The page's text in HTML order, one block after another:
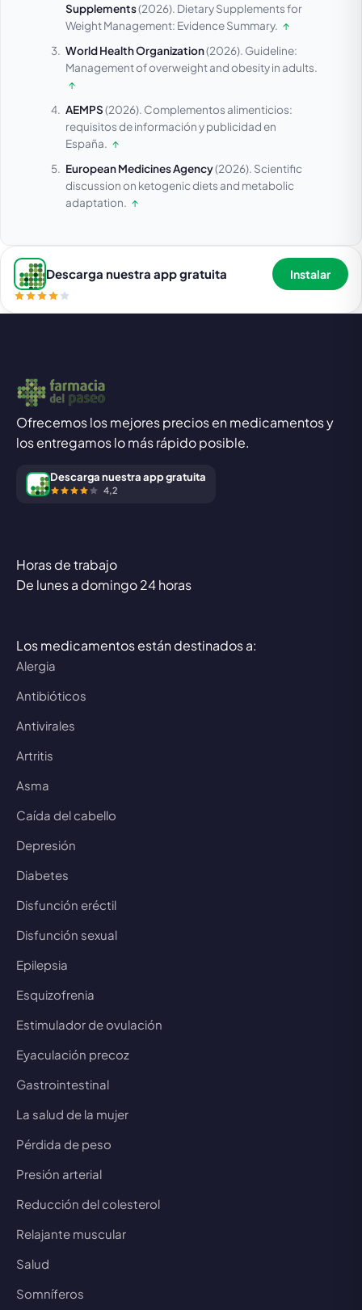
Supplements(2026). Dietary Supplements for
Weight Management: Evidence Summary. ↑
World Health Organization(2026). Guideline:
Management of overweight and obesity in adults.
↑
AEMPS(2026). Complementos alimenticios:
requisitos de información y publicidad en
España. ↑
European Medicines Agency(2026). Scientific
discussion on ketogenic diets and metabolic
adaptation. ↑
Descarga nuestra app gratuita Instalar
Ofrecemos los mejores precios en medicamentos y
los entregamos lo más rápido posible.
Descarga nuestra app gratuita
4,2
Horas de trabajo
De lunes a domingo 24 horas
Los medicamentos están destinados a:
Alergia
Antibióticos
Antivirales
Artritis
Asma
Caída del cabello
Depresión
Diabetes
Disfunción eréctil
Disfunción sexual
Epilepsia
Esquizofrenia
Estimulador de ovulación
Eyaculación precoz
Gastrointestinal
La salud de la mujer
Pérdida de peso
Presión arterial
Reducción del colesterol
Relajante muscular
Salud
Somníferos